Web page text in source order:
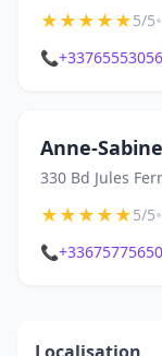
★★★★★5/5•
📞+33765553056
Anne-
330 Bd Jules
★★★★★5/5•
📞+33675775650